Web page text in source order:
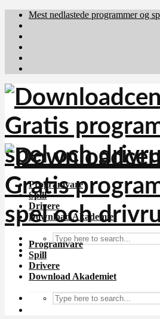
Mest nedlastede programmer og
Programvare
Spill
Drivere
Download Akademiet
Programvare
Spill
Drivere
Download Akademiet